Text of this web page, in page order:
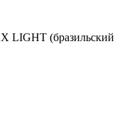
LIGHT (бразильский